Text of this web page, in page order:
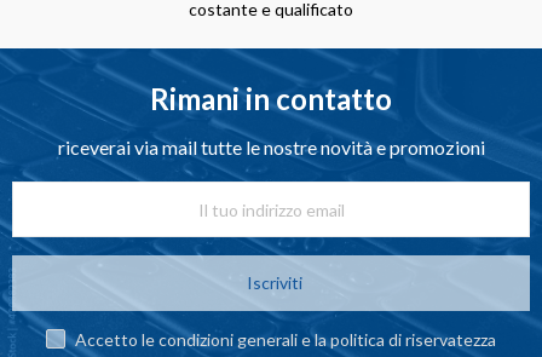
costante e qualificato
Rimani in contatto
riceverai via mail tutte le nostre novità e promozioni
Iscriviti
Accetto le condizioni generali e la politica di riservatezza